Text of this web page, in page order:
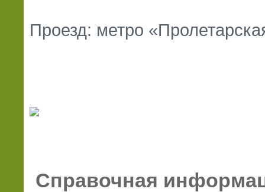
Проезд: метро
Справочная